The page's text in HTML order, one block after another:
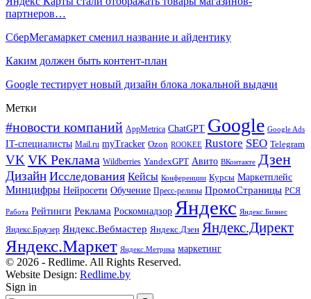
партнеров…
СберМегамаркет сменил название и айдентику
Каким должен быть контент-план
Google тестирует новый дизайн блока локальной выдачи
Метки
#новости компаний AppMetrica ChatGPT Google Google Ads
IT-специалисты Mail.ru myTracker Ozon ROOKEE Rustore SEO Telegram
VK VK Реклама Wildberries YandexGPT Авито ВКонтакте Дзен
Дизайн Исследования Кейсы Конференции Курсы Маркетплейс
Минцифры Нейросети Обучение Пресс-релизы ПромоСтраницы РСЯ
Работа Рейтинги Реклама Роскомнадзор Яндекс Яндекс.Бизнес
Яндекс.Браузер Яндекс.Вебмастер Яндекс.Дзен Яндекс.Директ
Яндекс.Маркет Яндекс.Метрика маркетинг
© 2026 - Redlime. All Rights Reserved.
Website Design: Redlime.by
Sign in